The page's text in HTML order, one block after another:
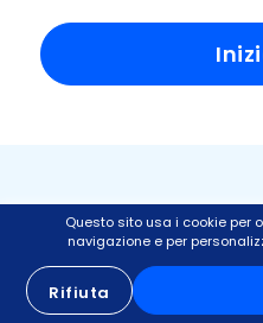
Perché
Questo sito usa i cookie per
navigazione e per
Rifiuta